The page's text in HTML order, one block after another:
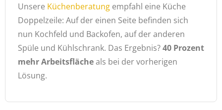
Unsere Küchenberatung empfahl eine Küche
Doppelzeile: Auf der einen Seite befinden sich
nun Kochfeld und Backofen, auf der anderen
Spüle und Kühlschrank. Das Ergebnis?40 Prozent
mehr Arbeitsflächeals bei der vorherigen
Lösung.